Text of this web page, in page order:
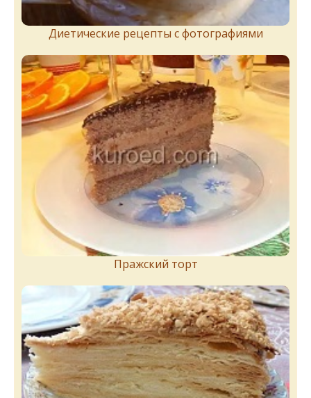
Диетические рецепты с фотографиями
Пражский торт